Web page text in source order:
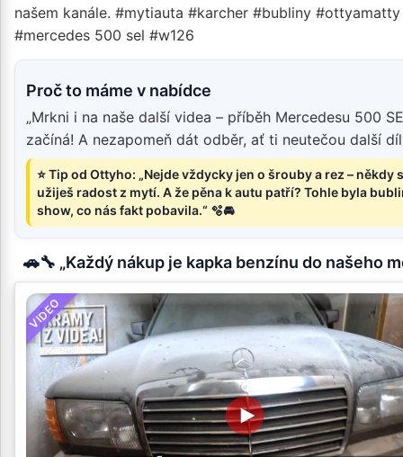
našem kanále. #mytiauta #karcher #bubliny #ottyamatty
#mercedes 500 sel #w126
Proč to máme v nabídce
„Mrkni i na naše další videa – příběh Mercedesu 500
začíná! A nezapomeň dát odběr, ať ti neutečou další
⭐ Tip od Ottyho: „Nejde vždycky jen o šrouby a rez – někdy
užiješ radost z mytí. A že pěna k autu patří? Tohle byla
show, co nás fakt pobavila.“ 🫧🚘
🚗🔧 „Každý nákup je kapka benzínu do našeho
VIDEO